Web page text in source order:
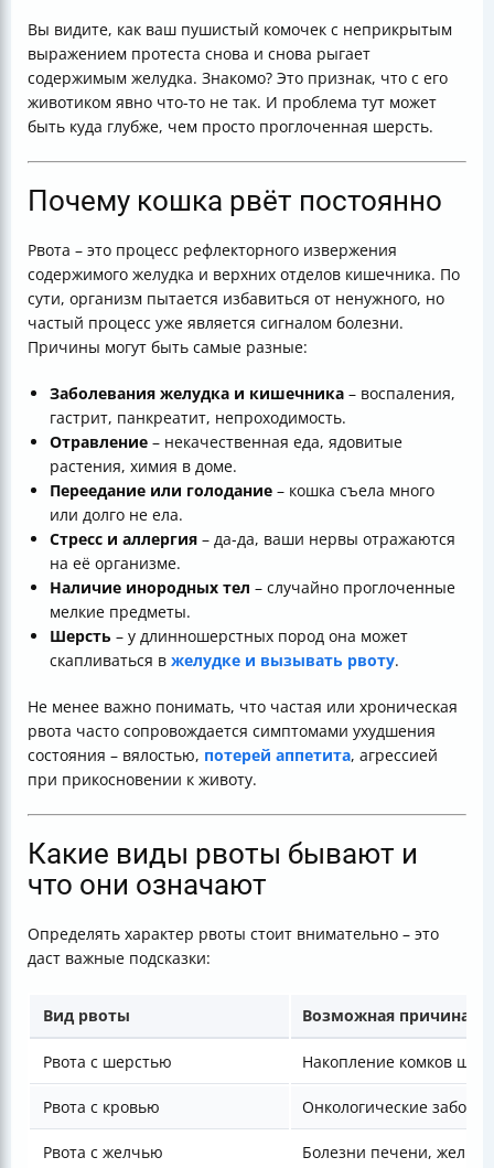
Вы видите, как ваш пушистый комочек с неприкрытым
выражением протеста снова и снова рыгает
содержимым желудка. Знакомо? Это признак, что с его
животиком явно что-то не так. И проблема тут может
быть куда глубже, чем просто проглоченная шерсть.
Почему кошка рвёт постоянно
Рвота – это процесс рефлекторного извержения
содержимого желудка и верхних отделов кишечника. По
сути, организм пытается избавиться от ненужного, но
частый процесс уже является сигналом болезни.
Причины могут быть самые разные:
Заболевания желудка и кишечника – воспаления,
гастрит, панкреатит, непроходимость.
Отравление – некачественная еда, ядовитые
растения, химия в доме.
Переедание или голодание – кошка съела много
или долго не ела.
Стресс и аллергия – да-да, ваши нервы отражаются
на её организме.
Наличие инородных тел – случайно проглоченные
мелкие предметы.
Шерсть – у длинношерстных пород она может
скапливаться в желудке и вызывать рвоту.
Не менее важно понимать, что частая или хроническая
рвота часто сопровождается симптомами ухудшения
состояния – вялостью, потерей аппетита, агрессией
при прикосновении к животу.
Какие виды рвоты бывают и
что они означают
Определять характер рвоты стоит внимательно – это
даст важные подсказки:
Вид рвоты Возможная причина
Рвота с шерстью Накопление комков
Рвота с кровью Онкологические
Рвота с желчью Болезни печени,